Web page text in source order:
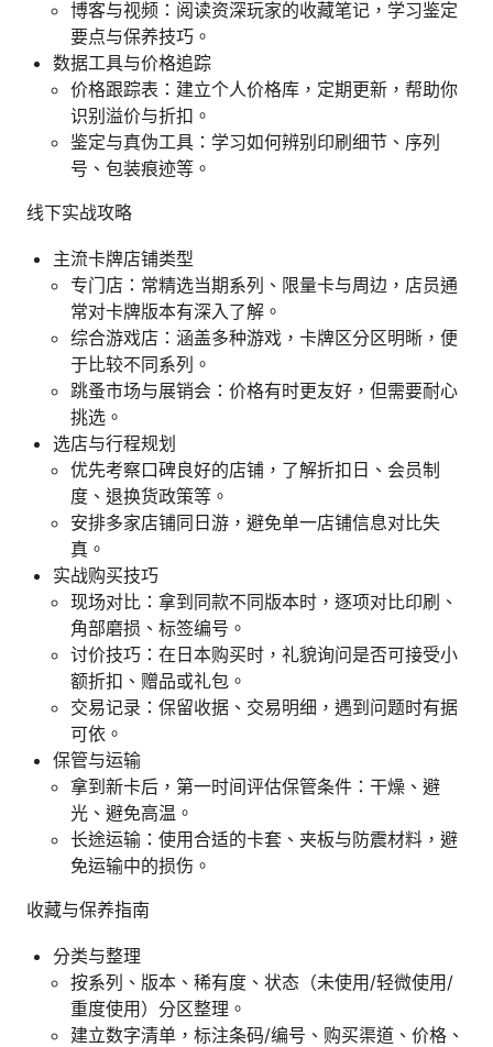
博客与视频：阅读资深玩家的收藏笔记，学习鉴定
要点与保养技巧。
数据工具与价格追踪
价格跟踪表：建立个人价格库，定期更新，帮助你
识别溢价与折扣。
鉴定与真伪工具：学习如何辨别印刷细节、序列
号、包装痕迹等。
线下实战攻略
主流卡牌店铺类型
专门店：常精选当期系列、限量卡与周边，店员通
常对卡牌版本有深入了解。
综合游戏店：涵盖多种游戏，卡牌区分区明晰，便
于比较不同系列。
跳蚤市场与展销会：价格有时更友好，但需要耐心
挑选。
选店与行程规划
优先考察口碑良好的店铺，了解折扣日、会员制
度、退换货政策等。
安排多家店铺同日游，避免单一店铺信息对比失
真。
实战购买技巧
现场对比：拿到同款不同版本时，逐项对比印刷、
角部磨损、标签编号。
讨价技巧：在日本购买时，礼貌询问是否可接受小
额折扣、赠品或礼包。
交易记录：保留收据、交易明细，遇到问题时有据
可依。
保管与运输
拿到新卡后，第一时间评估保管条件：干燥、避
光、避免高温。
长途运输：使用合适的卡套、夹板与防震材料，避
免运输中的损伤。
收藏与保养指南
分类与整理
按系列、版本、稀有度、状态（未使用/轻微使用/
重度使用）分区整理。
建立数字清单，标注条码/编号、购买渠道、价格、